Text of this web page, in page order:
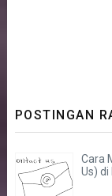
POSTINGAN
Cara
Us) di